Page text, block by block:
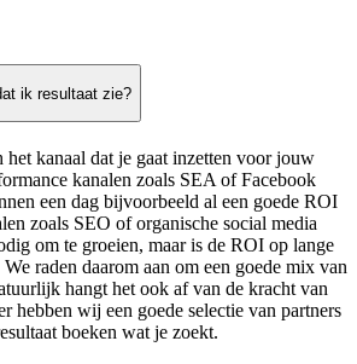
ik resultaat zie?
kanaal dat je gaat inzetten voor jouw
kanalen zoals SEA of Facebook
een dag bijvoorbeeld al een goede ROI
zoals SEO of organische social media
om te groeien, maar is de ROI op lange
raden daarom aan om een goede mix van
hangt het ook af van de kracht van
hebben wij een goede selectie van partners
boeken wat je zoekt.